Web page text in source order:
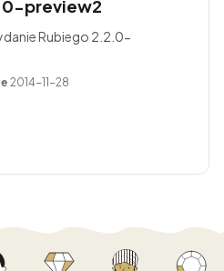
preview2
Rubiego 2.2.0-
2014-11-28